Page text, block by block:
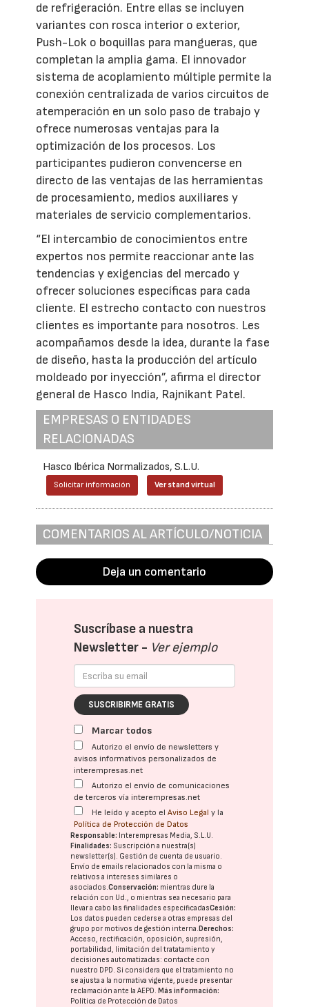
de refrigeración. Entre ellas se incluyen
variantes con rosca interior o exterior,
Push-Lok o boquillas para mangueras, que
completan la amplia gama. El innovador
sistema de acoplamiento múltiple permite la
conexión centralizada de varios circuitos de
atemperación en un solo paso de trabajo y
ofrece numerosas ventajas para la
optimización de los procesos. Los
participantes pudieron convencerse en
directo de las ventajas de las herramientas
de procesamiento, medios auxiliares y
materiales de servicio complementarios.
“El intercambio de conocimientos entre
expertos nos permite reaccionar ante las
tendencias y exigencias del mercado y
ofrecer soluciones específicas para cada
cliente. El estrecho contacto con nuestros
clientes es importante para nosotros. Les
acompañamos desde la idea, durante la fase
de diseño, hasta la producción del artículo
moldeado por inyección”, afirma el director
general de Hasco India, Rajnikant Patel.
EMPRESAS O ENTIDADES
RELACIONADAS
Hasco Ibérica Normalizados, S.L.U.
Solicitar información Ver stand virtual
COMENTARIOS AL ARTÍCULO/NOTICIA
Deja un comentario
Suscríbase a nuestra
Newsletter - Ver ejemplo
SUSCRIBIRME GRATIS
Marcar todos
Autorizo el envío de newsletters y
avisos informativos personalizados de
interempresas.net
Autorizo el envío de comunicaciones
de terceros vía interempresas.net
He leído y acepto elAviso Legal y la
Política de Protección de Datos
Responsable: Interempresas Media, S.L.U.
Finalidades: Suscripción a nuestra(s)
newsletter(s). Gestión de cuenta de usuario.
Envío de emails relacionados con la misma o
relativos a intereses similares o
asociados.Conservación: mientras dure la
relación con Ud., o mientras sea necesario para
llevar a cabo las finalidades especificadasCesión:
Los datos pueden cederse a otras empresas del
grupo por motivos de gestión interna. Derechos:
Acceso, rectificación, oposición, supresión,
portabilidad, limitación del tratatamiento y
decisiones automatizadas: contacte con
nuestro DPD. Si considera que el tratamiento no
se ajusta a la normativa vigente, puede presentar
reclamación ante laAEPD. Más información:
Política de Protección de Datos